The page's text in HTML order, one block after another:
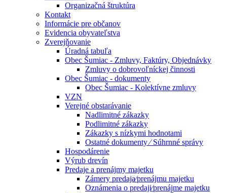
Organizačná štruktúra
Kontakt
Informácie pre občanov
Evidencia obyvateľstva
Zverejňovanie
Úradná tabuľa
Obec Šumiac - Zmluvy, Faktúry, Objednávky
Zmluvy o dobrovoľníckej činnosti
Obec Šumiac - dokumenty
Obec Šumiac - Kolektívne zmluvy
VZN
Verejné obstarávanie
Nadlimitné zákazky
Podlimitné zákazky
Zákazky s nízkymi hodnotami
Ostatné dokumenty ⁄ Súhrnné správy
Hospodárenie
Výrub drevín
Predaje a prenájmy majetku
Zámery predaja⁄prenájmu majetku
Oznámenia o predaji⁄prenájme majetku